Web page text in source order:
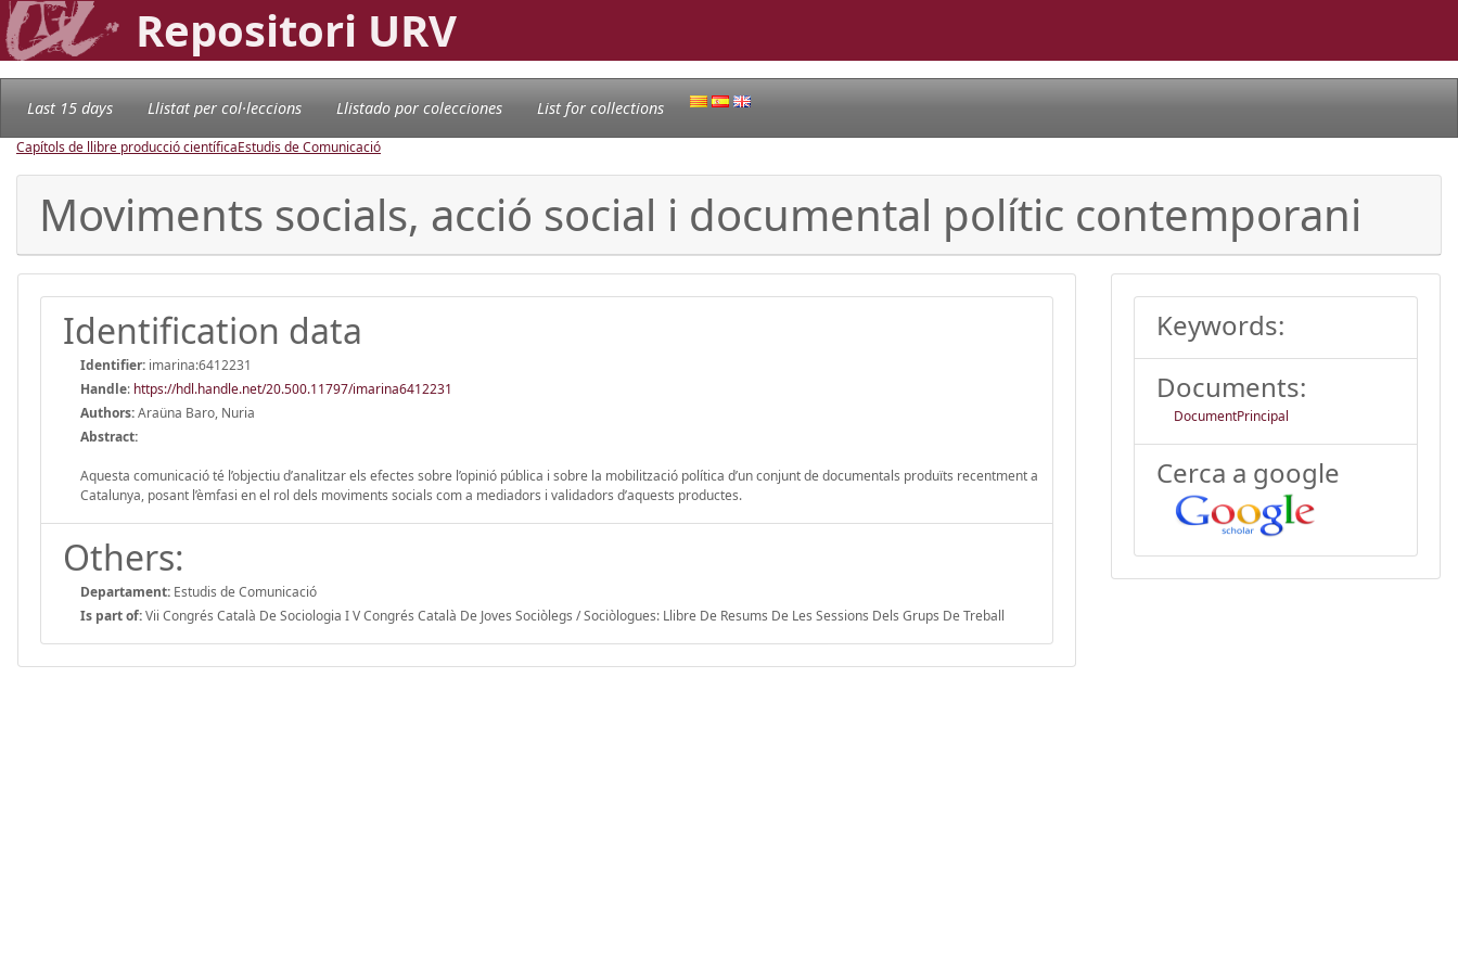
Repositori URV
Last 15 days Llistat per col·leccions Llistado por colecciones List for collections
Capítols de llibre producció científicaEstudis de Comunicació
Moviments socials, acció social i documental polític contemporani
Identification data
Identifier: imarina:6412231
Handle: https://hdl.handle.net/20.500.11797/imarina6412231
Authors:Araüna Baro, Nuria
Abstract:
Aquesta comunicació té l’objectiu d’analitzar els efectes sobre l’opinió pública i sobre la mobilització política d’un conjunt de documentals produïts recentment a
Catalunya, posant l’èmfasi en el rol dels moviments socials com a mediadors i validadors d’aquests productes.
Others:
Departament: Estudis de Comunicació
Is part of:Vii Congrés Català De Sociologia I V Congrés Català De Joves Sociòlegs / Sociòlogues: Llibre De Resums De Les Sessions Dels Grups De Treball
Keywords:
Documents:
DocumentPrincipal
Cerca a google